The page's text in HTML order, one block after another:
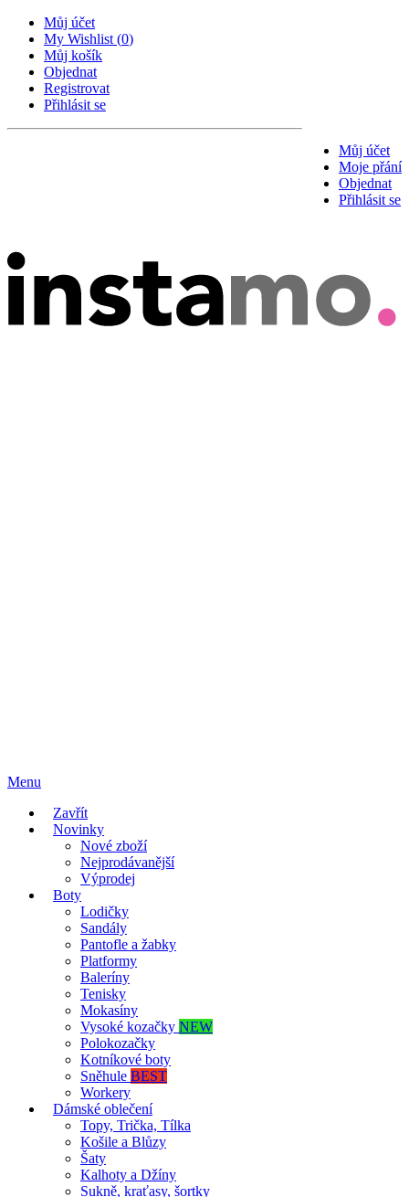
Můj účet
My Wishlist (0)
Můj košík
Objednat
Registrovat
Přihlásit se
Můj účet
Moje přání
Objednat
Přihlásit se
Menu
Zavřít
Novinky
Nové zboží
Nejprodávanější
Výprodej
Boty
Lodičky
Sandály
Pantofle a žabky
Platformy
Baleríny
Tenisky
Mokasíny
Vysoké kozačky NEW
Polokozačky
Kotníkové boty
Sněhule BEST
Workery
Dámské oblečení
Topy, Trička, Tílka
Košile a Blůzy
Šaty
Kalhoty a Džíny
Sukně, kraťasy, šortky